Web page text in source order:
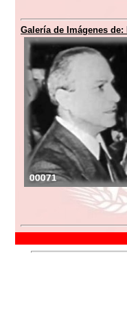
Galería de Imágenes de: